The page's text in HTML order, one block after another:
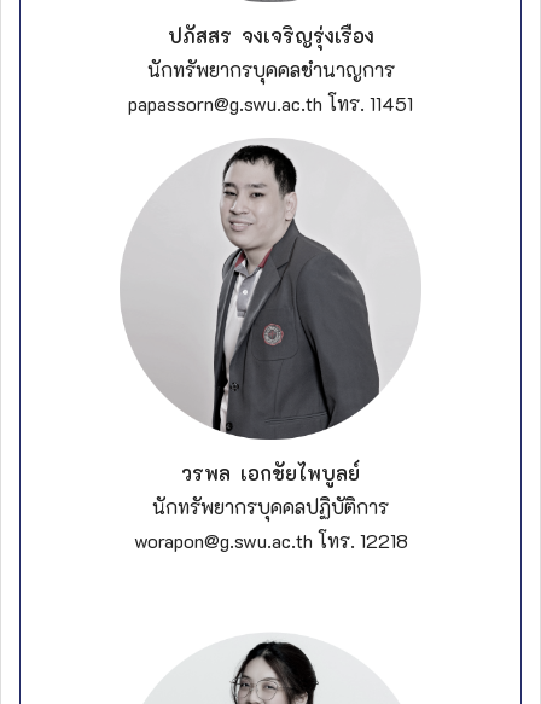
ปภัสสร จงเจริญรุ่งเรือง
นักทรัพยากรบุคคลชำนาญการ
papassorn@g.swu.ac.th โทร. 11451
วรพล เอกชัยไพบูลย์
นักทรัพยากรบุคคลปฏิบัติการ
worapon@g.swu.ac.th โทร. 12218